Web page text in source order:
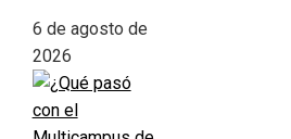
6 de agosto de
2026